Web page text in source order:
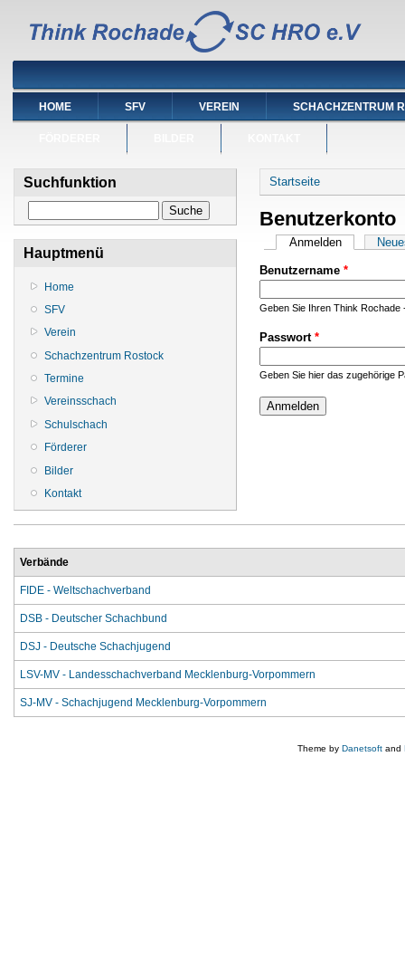
HOME SFV VEREIN SCHACHZENTRUM
Suchfunktion
Hauptmenü
Home
SFV
Verein
Schachzentrum Rostock
Termine
Vereinsschach
Schulschach
Förderer
Bilder
Kontakt
Sie sind hier
Startseite
Benutzerkonto
Haupt-Reiter
Anmelden(aktiver
Benutzername *
Geben Sie Ihren Think Rochade
Passwort *
Geben Sie hier das zugehörige
Verbände
FIDE - Weltschachverband
DSB - Deutscher Schachbund
DSJ - Deutsche Schachjugend
LSV-MV - Landesschachverband Mecklenburg-Vorpommern
SJ-MV - Schachjugend Mecklenburg-Vorpommern
Theme by Danetsoft and